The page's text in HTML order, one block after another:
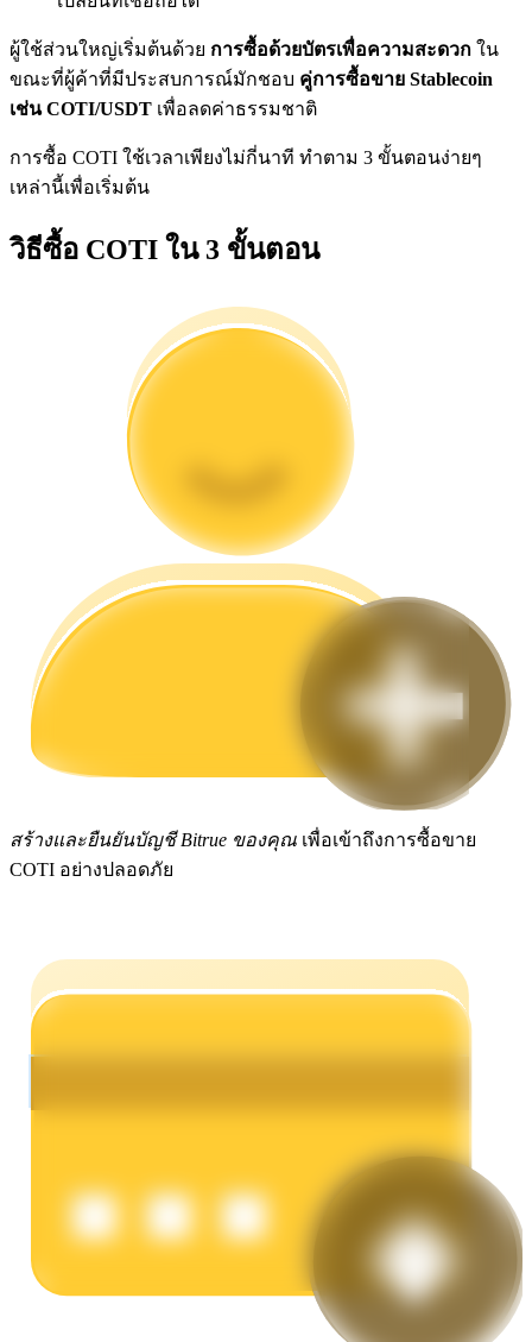
แนะนำ
กลยุทธ์การซื้อขาย
เรียนรู้วิธีการรักษาผลกำไร
ผู้ใช้ส่วนใหญ่เริ่มต้นด้วย การซื้อด้วยบัตรเพื่อความสะดวก ใน
ขณะที่ผู้ค้าที่มีประสบการณ์มักชอบ คู่การซื้อขาย Stablecoin
เช่น COTI/USDT เพื่อลดค่าธรรมชาติ
การซื้อ COTI ใช้เวลาเพียงไม่กี่นาที ทำตาม 3 ขั้นตอนง่ายๆ
เหล่านี้เพื่อเริ่มต้น
วิธีซื้อ COTI ใน 3 ขั้นตอน
สร้างและยืนยันบัญชี Bitrue ของคุณ เพื่อเข้าถึงการซื้อขาย
COTI อย่างปลอดภัย